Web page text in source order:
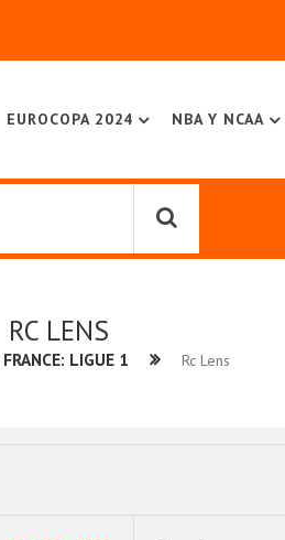
EUROCOPA 2024 NBA Y NCAA
RC LENS
FRANCE: LIGUE 1 Rc Lens